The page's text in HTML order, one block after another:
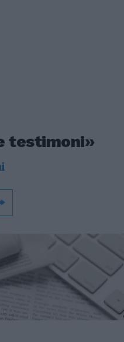
testimoni»